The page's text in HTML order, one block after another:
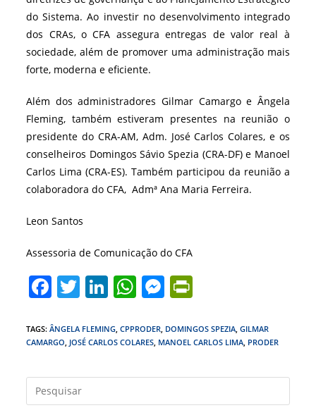
do Sistema. Ao investir no desenvolvimento integrado
dos CRAs, o CFA assegura entregas de valor real à
sociedade, além de promover uma administração mais
forte, moderna e eficiente.
Além dos administradores Gilmar Camargo e Ângela
Fleming, também estiveram presentes na reunião o
presidente do CRA-AM, Adm. José Carlos Colares, e os
conselheiros Domingos Sávio Spezia (CRA-DF) e Manoel
Carlos Lima (CRA-ES). Também participou da reunião a
colaboradora do CFA, Admª Ana Maria Ferreira.
Leon Santos
Assessoria de Comunicação do CFA
F
c
e
b
o
T
itt
er
Li
k
e
dI
n
W
at
s
A
p
M
ss
e
n
g
tF
ri
e
n
TAGS:ÂNGELA FLEMING CPPRODER DOMINGOS SPEZIA GILMAR
CAMARGO JOSÉ CARLOS COLARES MANOEL CARLOS LIMA PRODER
a